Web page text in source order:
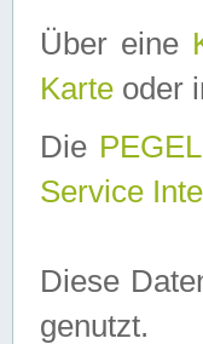
Über eine
Karte oder
Die
Service
Diese
genutzt.